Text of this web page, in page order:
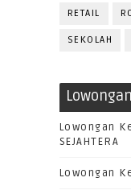
RETAIL
SEKOLAH
Lowongan
SEJAHTERA
Lowongan